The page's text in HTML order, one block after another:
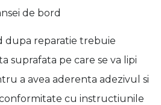
de bord
dupa reparatie trebuie
suprafata pe care se va lipi
a avea aderenta adezivul si
conformitate cu instructiunile